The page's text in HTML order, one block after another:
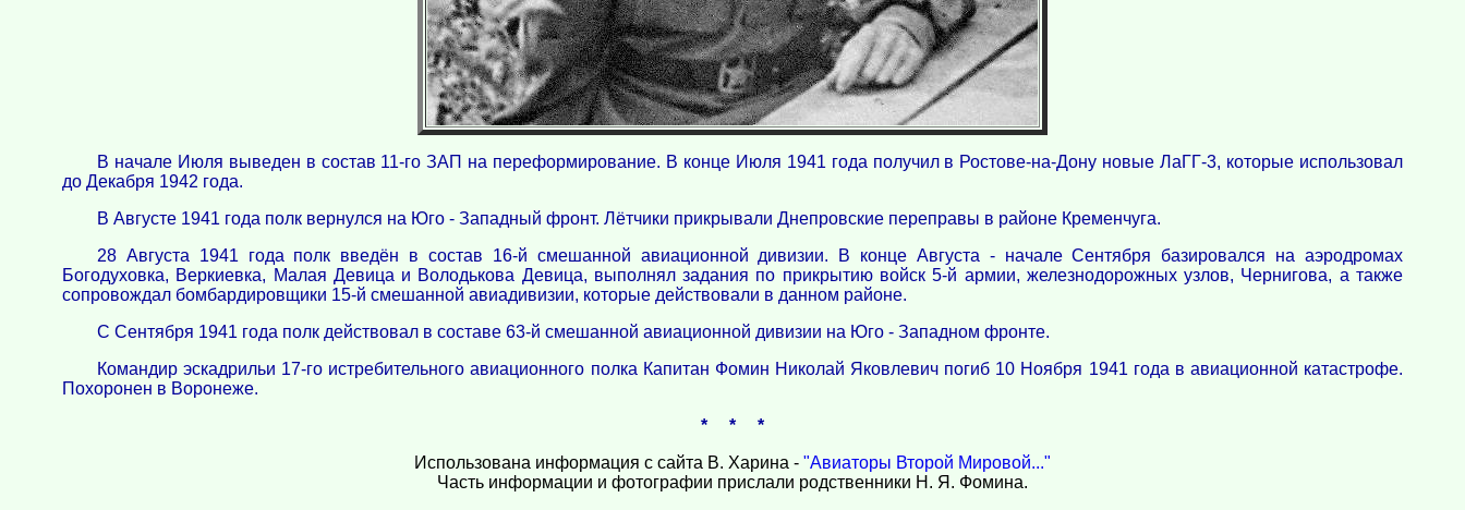
В начале Июля выведен в состав 11-го ЗАП на переформирование. В конце Июля 1941 года получил в Ростове-на-Дону новые ЛаГГ-3, которые использовал
до Декабря 1942 года.
В Августе 1941 года полк вернулся на Юго - Западный фронт. Лётчики прикрывали Днепровские переправы в районе Кременчуга.
28 Августа 1941 года полк введён в состав 16-й смешанной авиационной дивизии. В конце Августа - начале Сентября базировался на аэродромах
Богодуховка, Веркиевка, Малая Девица и Володькова Девица, выполнял задания по прикрытию войск 5-й армии, железнодорожных узлов, Чернигова, а также
сопровождал бомбардировщики 15-й смешанной авиадивизии, которые действовали в данном районе.
С Сентября 1941 года полк действовал в составе 63-й смешанной авиационной дивизии на Юго - Западном фронте.
Командир эскадрильи 17-го истребительного авиационного полка Капитан Фомин Николай Яковлевич погиб 10 Ноября 1941 года в авиационной катастрофе.
Похоронен в Воронеже.
* * *
Использована информация с сайта В. Харина - "Авиаторы Второй Мировой..."
Часть информации и фотографии прислали родственники Н. Я. Фомина.